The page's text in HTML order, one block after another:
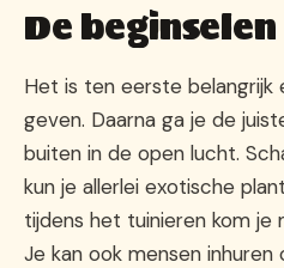
De beginselen
Het is ten eerste belangrijk
geven. Daarna ga je de
buiten in de open lucht.
kun je allerlei exotische
tijdens het tuinieren kom je
Je kan ook mensen